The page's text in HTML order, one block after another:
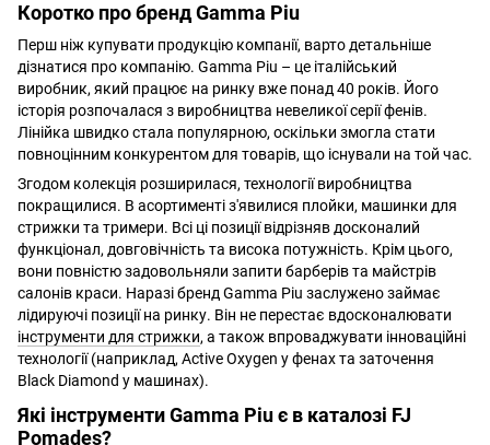
Коротко про бренд Gamma Piu
Перш ніж купувати продукцію компанії, варто детальніше
дізнатися про компанію. Gamma Piu – це італійський
виробник, який працює на ринку вже понад 40 років. Його
історія розпочалася з виробництва невеликої серії фенів.
Лінійка швидко стала популярною, оскільки змогла стати
повноцінним конкурентом для товарів, що існували на той час.
Згодом колекція розширилася, технології виробництва
покращилися. В асортименті з'явилися плойки, машинки для
стрижки та тримери. Всі ці позиції відрізняв досконалий
функціонал, довговічність та висока потужність. Крім цього,
вони повністю задовольняли запити барберів та майстрів
салонів краси. Наразі бренд Gamma Piu заслужено займає
лідируючі позиції на ринку. Він не перестає вдосконалювати
інструменти для стрижки, а також впроваджувати інноваційні
технології (наприклад, Active Oxygen у фенах та заточення
Black Diamond у машинах).
Які інструменти Gamma Piuє в каталозі FJ
Pomades?